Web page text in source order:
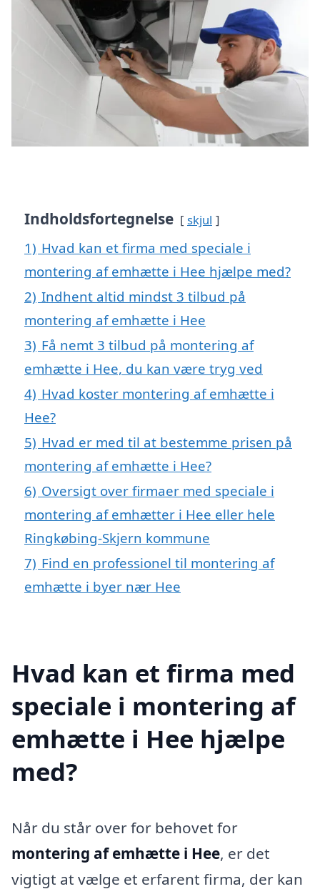
Indholdsfortegnelse skjul
1) Hvad kan et firma med speciale i
montering af emhætte i Hee hjælpe med?
2) Indhent altid mindst 3 tilbud på
montering af emhætte i Hee
3) Få nemt 3 tilbud på montering af
emhætte i Hee, du kan være tryg ved
4) Hvad koster montering af emhætte i
Hee?
5) Hvad er med til at bestemme prisen på
montering af emhætte i Hee?
6) Oversigt over firmaer med speciale i
montering af emhætter i Hee eller hele
Ringkøbing-Skjern kommune
7) Find en professionel til montering af
emhætte i byer nær Hee
Hvad kan et firma med
speciale i montering af
emhætte i Hee hjælpe
med?
Når du står over for behovet for
montering af emhætte i Hee, er det
vigtigt at vælge et erfarent firma, der kan